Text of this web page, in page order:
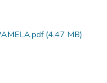
(4.47 MB)